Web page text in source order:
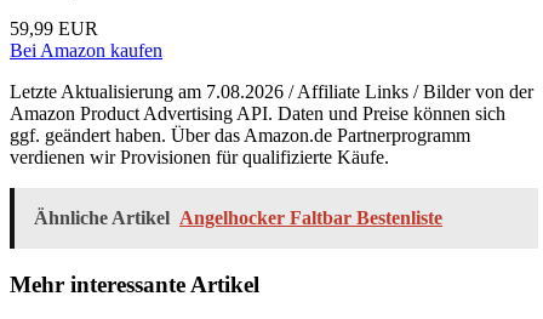
59,99 EUR
Bei Amazon kaufen
Letzte Aktualisierung am 7.08.2026 / Affiliate Links / Bilder von der
Amazon Product Advertising API. Daten und Preise können sich
ggf. geändert haben. Über das Amazon.de Partnerprogramm
verdienen wir Provisionen für qualifizierte Käufe.
Ähnliche Artikel Angelhocker Faltbar Bestenliste
Mehr interessante Artikel